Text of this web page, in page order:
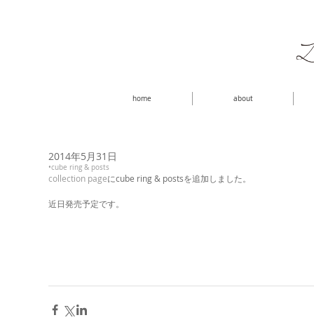
home about
•cube ring & posts
2014年5月31日
collection pageにcube ring & postsを追加しました。
近日発売予定です。